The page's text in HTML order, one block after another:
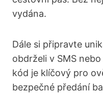
vydána.
Dále si připravte
obdrželi v SMS
kód je klíčový pro
bezpečné předání